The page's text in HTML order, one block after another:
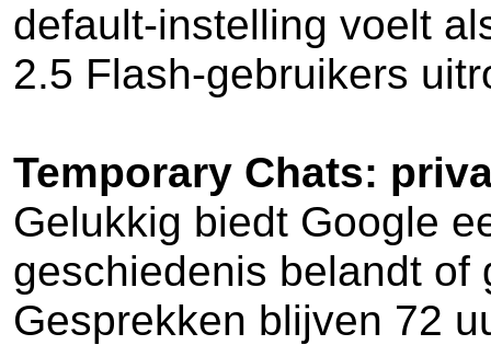
default-instelling voelt
2.5 Flash-gebruikers
Temporary Chats:
Gelukkig biedt Google
geschiedenis belandt of
Gesprekken blijven 72